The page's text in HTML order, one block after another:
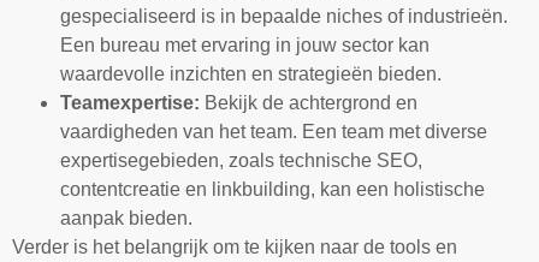
gespecialiseerd is in bepaalde niches of industrieën.
Een bureau met ervaring in jouw sector kan
waardevolle inzichten en strategieën bieden.
Teamexpertise: Bekijk de achtergrond en
vaardigheden van het team. Een team met diverse
expertisegebieden, zoals technische SEO,
contentcreatie en linkbuilding, kan een holistische
aanpak bieden.
Verder is het belangrijk om te kijken naar de tools en